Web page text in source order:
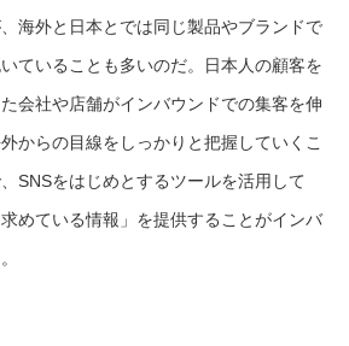
海外と日本とでは同じ製品やブランドで
ていることも多いのだ。日本人の顧客を
会社や店舗がインバウンドでの集客を伸
からの目線をしっかりと把握していくこ
SNSをはじめとするツールを活用して
求めている情報」を提供することがインバ